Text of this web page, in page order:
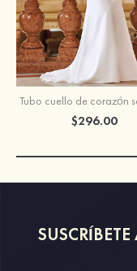
$296.00